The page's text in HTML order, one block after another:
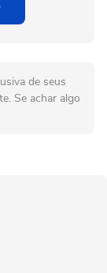
de seus
Se achar algo